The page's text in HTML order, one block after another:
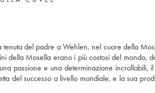
del padre a Wehlen, nel cuore della
della Mosella erano i più costosi del mondo,
passione e una determinazione incrollabili,
del successo a livello mondiale, e la sua